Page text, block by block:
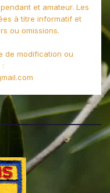
et amateur. Les
à titre informatif et
ou omissions.
de modification ou